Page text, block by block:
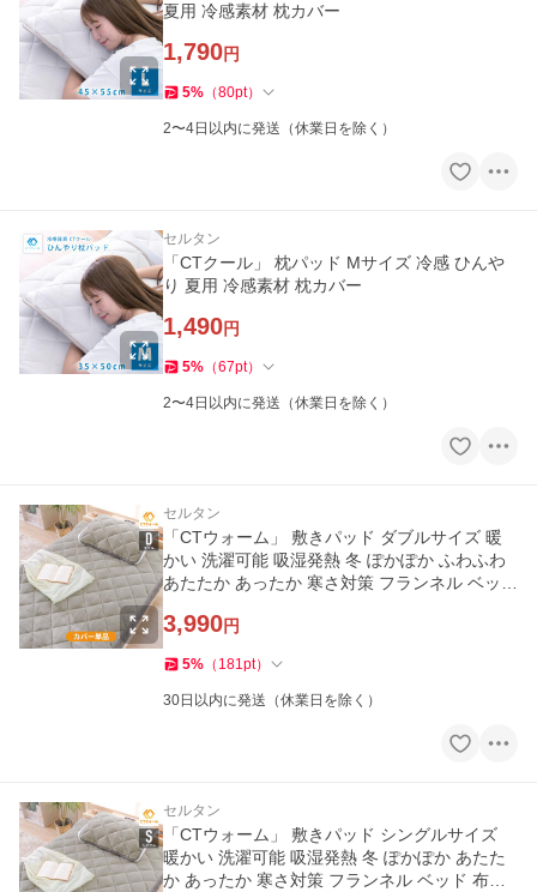
夏用 冷感素材 枕カバー
1,790円
5% （80pt）
2〜4日以内に発送（休業日を除く）
セルタン
「CTクール」 枕パッド Mサイズ 冷感 ひんや
り 夏用 冷感素材 枕カバー
1,490円
5% （67pt）
2〜4日以内に発送（休業日を除く）
セルタン
「CTウォーム」 敷きパッド ダブルサイズ 暖
かい 洗濯可能 吸湿発熱 冬 ぽかぽか ふわふわ
あたたか あったか 寒さ対策 フランネル ベッド
3,990円
5% （ 181pt）
30日以内に発送（休業日を除く）
セルタン
「CTウォーム」 敷きパッド シングルサイズ
暖かい 洗濯可能 吸湿発熱 冬 ぽかぽか あたた
か あったか 寒さ対策 フランネル ベッド 布団